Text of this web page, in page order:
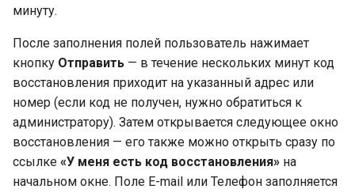
минуту.
После заполнения полей пользователь нажимает
кнопку Отправить — в течение нескольких минут код
восстановления приходит на указанный адрес или
номер (если код не получен, нужно обратиться к
администратору). Затем открывается следующее окно
восстановления — его также можно открыть сразу по
ссылке «У меня есть код восстановления» на
начальном окне. Поле E-mail или Телефон заполняется